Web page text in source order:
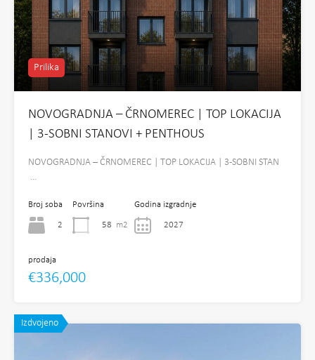
Prilika
NOVOGRADNJA – ČRNOMEREC | TOP LOKACIJA
| 3-SOBNI STANOVI + PENTHOUS
NOVOGRADNJA – ČRNOMEREC | TOP LOKACIJA | 3-SOBNI STAN
…
Broj soba
2
Površina
58 m2
Godina izgradnje
2027
prodaja
€336,000
Izdvojeno